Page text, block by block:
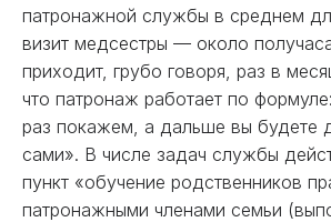
патронажной службы в среднем
визит медсестры — около
приходит, грубо говоря, раз в
что патронаж работает по
раз покажем, а дальше вы будете
сами». В числе задач службы
пункт «обучение родственников
патронажными членами семьи